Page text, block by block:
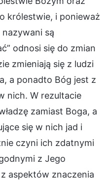
królestwie, i ponieważ
są
odnosi się do zmian
zmieniają się z ludzi
a ponadto Bóg jest z
nich. W rezultacie
zamiast Boga, a
się w nich jad i
czyni ich zdatnymi
z Jego
aspektów znaczenia